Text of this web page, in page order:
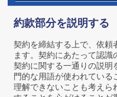
約款部分を説明する
契約を締結する上で、依頼
ます。契約にあたって認識
契約に関する一通りの説明
門的な用語が使われている
理解できないことも考えら